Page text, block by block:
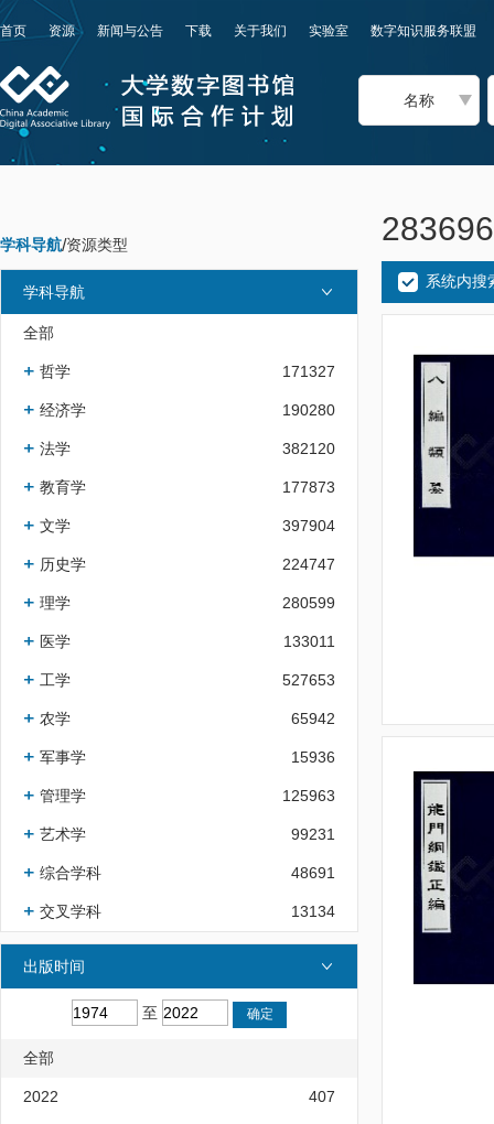
首页 资源 新闻与公告 下载 关于我们 实验室 数字知识服务联盟
名称
学科导航/资源类型
学科导航
全部
哲学 171327
经济学 190280
法学 382120
教育学 177873
文学 397904
历史学 224747
理学 280599
医学 133011
工学 527653
农学 65942
军事学 15936
管理学 125963
艺术学 99231
综合学科 48691
交叉学科 13134
出版时间
至
全部
2022 407
系统内搜